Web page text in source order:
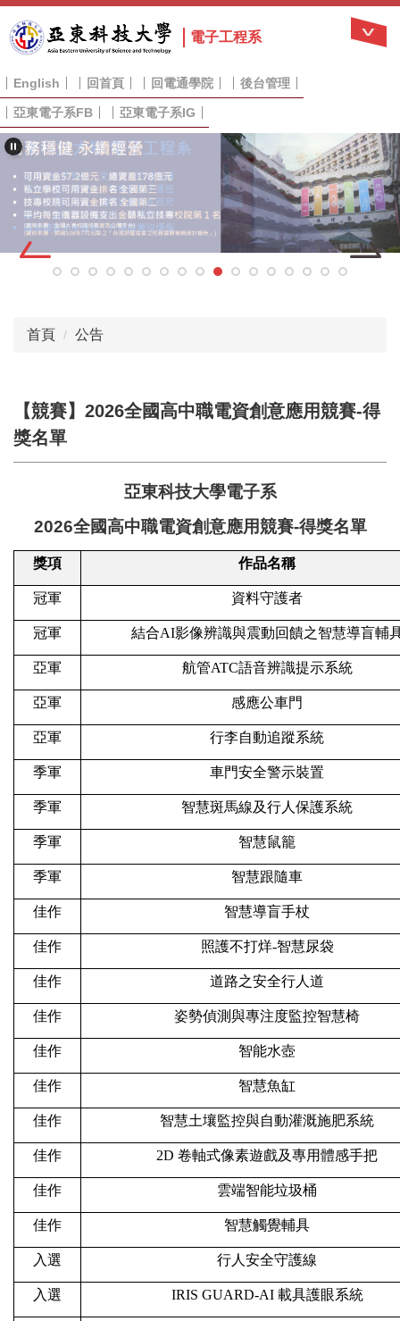
到
主
內
容
區
電子工程系
English 回首頁 回電通學院 後台管理
亞東電子系FB 亞東電子系IG
首頁 公告
【競賽】2026全國高中職電資創意應用競賽-得
獎名單
亞東科技大學電子系
2026全國高中職電資創意應用競賽-得獎名單
獎項 作品名稱
冠軍 資料守護者
冠軍 結合AI影像辨識與震動回饋之智慧導盲輔
亞軍 航管ATC語音辨識提示系統
亞軍 感應公車門
亞軍 行李自動追蹤系統
季軍 車門安全警示裝置
季軍 智慧斑馬線及行人保護系統
季軍 智慧鼠籠
季軍 智慧跟隨車
佳作 智慧導盲手杖
佳作 照護不打烊-智慧尿袋
佳作 道路之安全行人道
佳作 姿勢偵測與專注度監控智慧椅
佳作 智能水壺
佳作 智慧魚缸
佳作 智慧土壤監控與自動灌溉施肥系統
佳作 2D 卷軸式像素遊戲及專用體感手把
佳作 雲端智能垃圾桶
佳作 智慧觸覺輔具
入選 行人安全守護線
入選 IRIS GUARD-AI 載具護眼系統